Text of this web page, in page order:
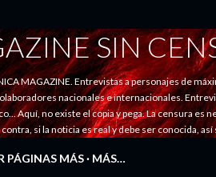
SIN
MAGAZINE. Entrevistas a personajes de
nacionales e internacionales.
Aquí, no existe el copia y pega. La censura es
si la noticia es real y debe ser conocida, así
PÁGINAS MÁS MÁS…